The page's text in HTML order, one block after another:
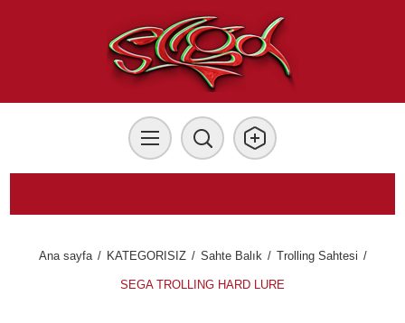
Ana sayfa / KATEGORISIZ / Sahte Balık / Trolling Sahtesi /
SEGA TROLLING HARD LURE